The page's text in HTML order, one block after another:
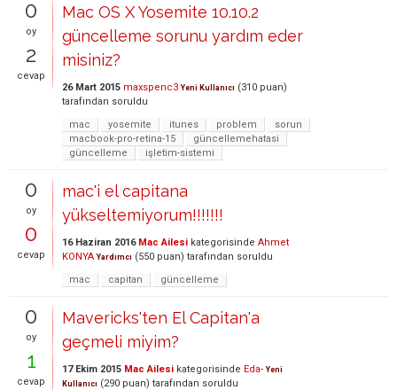
0
oy
2
cevap
Mac OS X Yosemite 10.10.2
güncelleme sorunu yardım eder
misiniz?
26 Mart 2015 maxspenc3 Yeni Kullanıcı (310 puan)
tarafından soruldu
mac
yosemite itunes problem
sorun
macbook-pro-retina-15
güncellemehatasi
güncelleme
işletim-sistemi
0
oy
0
cevap
mac'i el capitana
yükseltemiyorum!!!!!!!
16 Haziran 2016 Mac Ailesi kategorisinde Ahmet
KONYA Yardımcı (550 puan) tarafından soruldu
mac
capitan güncelleme
0
oy
1
cevap
Mavericks'ten El Capitan'a
geçmeli miyim?
17 Ekim 2015 Mac Ailesi kategorisinde Eda- Yeni
Kullanıcı (290 puan) tarafından soruldu